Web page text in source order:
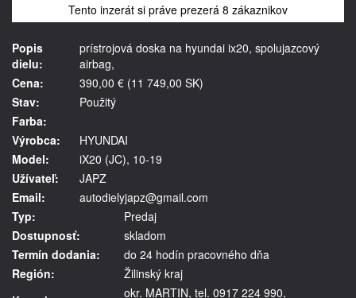
Tento inzerát si práve prezerá 8 zákaznikov
Popis
dielu:
prístrojová doska na hyundai ix20, spolujazcový
airbag,
Cena:
390,00 € (11 749,00 SK)
Stav:
Použitý
Farba:
Výrobca:
HYUNDAI
Model:
iX20 (JC), 10-19
Užívateľ:
JAPZ
Email:
autodielyjapz@gmail.com
Typ:
Predaj
Dostupnosť:
skladom
Termín dodania:
do 24 hodín pracovného dňa
Región:
Žilinský kraj
okr. MARTIN, tel. 0917 224 990,